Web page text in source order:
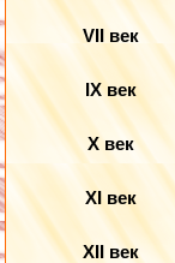
VII век
IX век
X век
XI век
XII век